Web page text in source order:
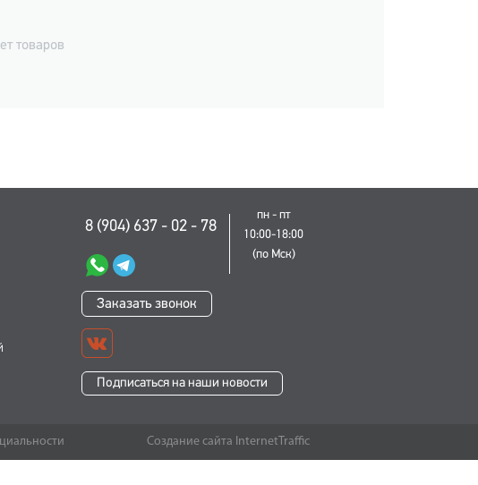
товаров
8 (904) 637 - 02 - 78
пн - пт
10:00-18:00
(по Мск)
Заказать звонок
Подписаться на наши новости
Создание сайта InternetTraffic